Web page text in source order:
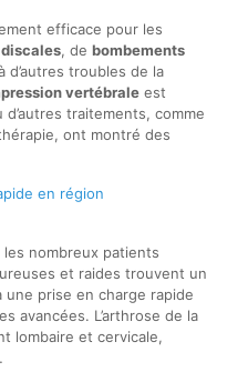
efficace pour les
, de bombements
troubles de la
vertébraleest
traitements, comme
ont montré des
en région
nombreux patients
et raides trouvent un
une prise en charge rapide
avancées. L’arthrose de la
lombaire et cervicale,